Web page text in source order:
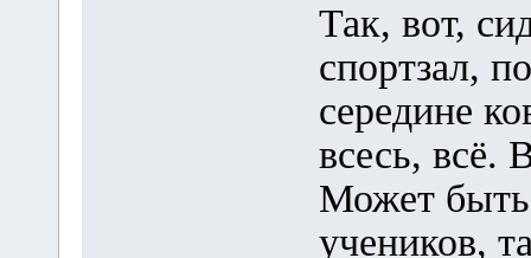
Так, вот,
спортзал,
середине
всесь, всё.
Может быть
учеников,